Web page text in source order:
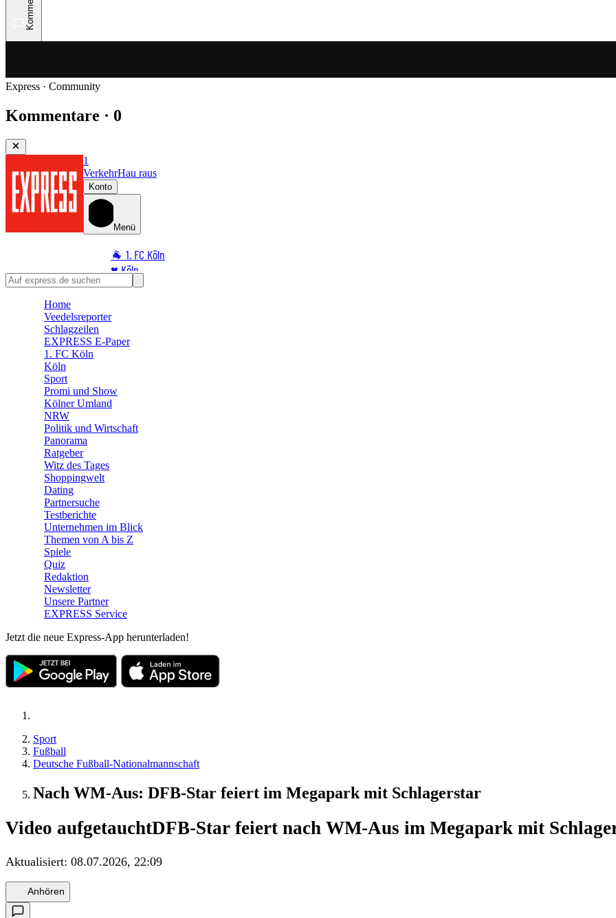
Express · Community
Kommentare · 0
1
VerkehrHau raus
Konto
Menü
🐐 1. FC Köln
♥️ Köln
⭐ Promi
🛒 Shoppingwelt
🧩 Spiele
Home
Veedelsreporter
Schlagzeilen
EXPRESS E-Paper
1. FC Köln
Köln
Sport
Promi und Show
Kölner Umland
NRW
Politik und Wirtschaft
Panorama
Ratgeber
Witz des Tages
Shoppingwelt
Dating
Partnersuche
Testberichte
Unternehmen im Blick
Themen von A bis Z
Spiele
Quiz
Redaktion
Newsletter
Unsere Partner
EXPRESS Service
Jetzt die neue Express-App herunterladen!
Sport
Fußball
Deutsche Fußball-Nationalmannschaft
Nach WM-Aus: DFB-Star feiert im Megapark mit Schlagerstar
Video aufgetauchtDFB-Star feiert nach WM-Aus im Megapark mit
Aktualisiert: 08.07.2026, 22:09
Anhören